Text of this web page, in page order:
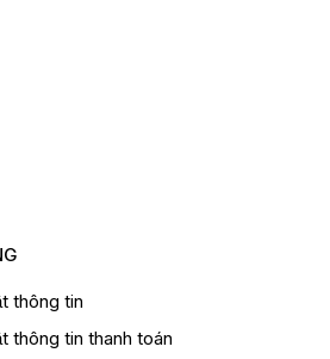
thông tin
thông tin thanh toán